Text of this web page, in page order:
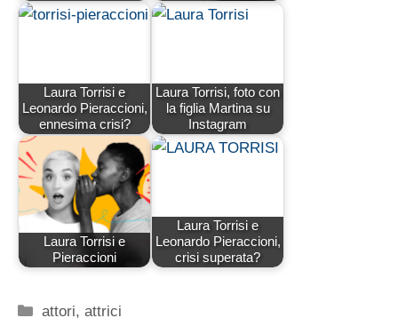
Laura Torrisi e
Leonardo Pieraccioni,
ennesima crisi?
Laura Torrisi, foto con
la figlia Martina su
Instagram
Laura Torrisi e
Pieraccioni
Laura Torrisi e
Leonardo Pieraccioni,
crisi superata?
Categorie
attori,attrici